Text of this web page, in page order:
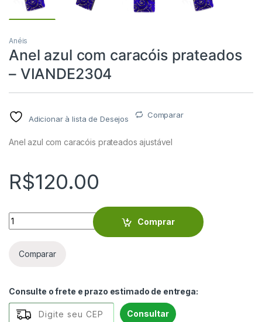
Anéis
Anel azul com caracóis prateados
– VIANDE2304
Adicionar à lista de Desejos Comparar
Anel azul com caracóis prateados ajustável
R$120.00
Anel azul com caracóis prateados - VIANDE2304 quantity
Comprar
Comparar
Consulte o frete e prazo estimado de entrega:
Consultar